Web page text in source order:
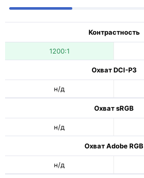
Контрастность
1200:1
Охват DCI-P3
н/д
Охват sRGB
н/д
Охват Adobe RGB
н/д